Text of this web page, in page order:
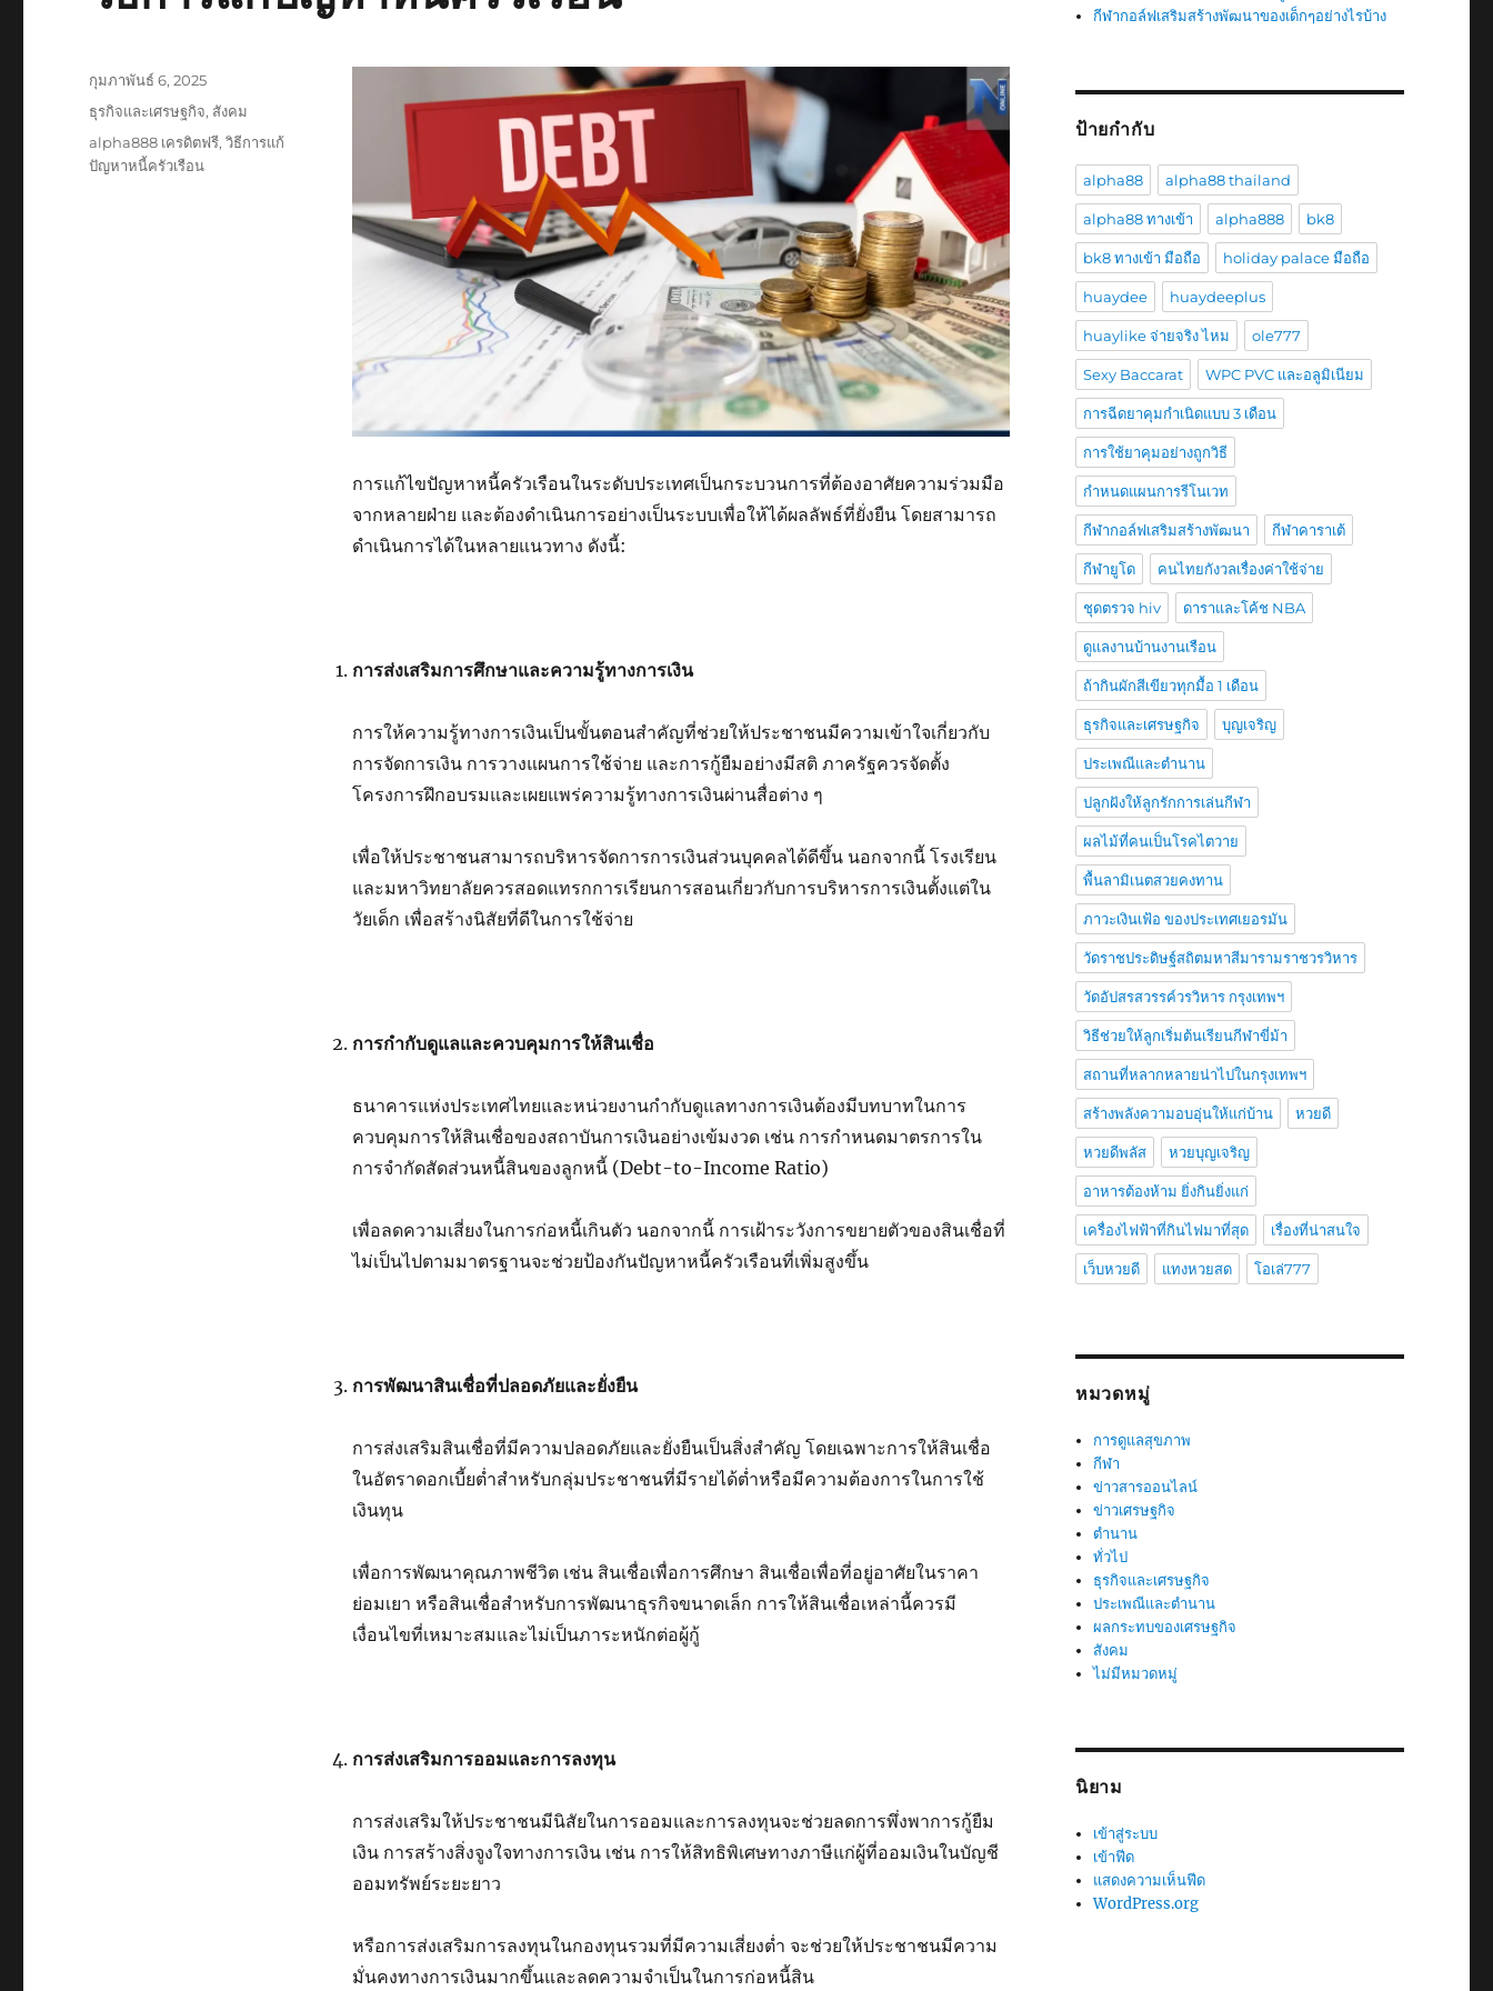
การแก้ไขปัญหาหนี้ครัวเรือนในระดับประเทศเป็นกระบวนการที่ต้องอาศัยความร่วมมือ
จากหลายฝ่าย และต้องดำเนินการอย่างเป็นระบบเพื่อให้ได้ผลลัพธ์ที่ยั่งยืน โดยสามารถ
ดำเนินการได้ในหลายแนวทาง ดังนี้:
การส่งเสริมการศึกษาและความรู้ทางการเงิน
การให้ความรู้ทางการเงินเป็นขั้นตอนสำคัญที่ช่วยให้ประชาชนมีความเข้าใจเกี่ยวกับ
การจัดการเงิน การวางแผนการใช้จ่าย และการกู้ยืมอย่างมีสติ ภาครัฐควรจัดตั้ง
โครงการฝึกอบรมและเผยแพร่ความรู้ทางการเงินผ่านสื่อต่าง ๆ
เพื่อให้ประชาชนสามารถบริหารจัดการการเงินส่วนบุคคลได้ดีขึ้น นอกจากนี้ โรงเรียน
และมหาวิทยาลัยควรสอดแทรกการเรียนการสอนเกี่ยวกับการบริหารการเงินตั้งแต่ใน
วัยเด็ก เพื่อสร้างนิสัยที่ดีในการใช้จ่าย
การกำกับดูแลและควบคุมการให้สินเชื่อ
ธนาคารแห่งประเทศไทยและหน่วยงานกำกับดูแลทางการเงินต้องมีบทบาทในการ
ควบคุมการให้สินเชื่อของสถาบันการเงินอย่างเข้มงวด เช่น การกำหนดมาตรการใน
การจำกัดสัดส่วนหนี้สินของลูกหนี้ (Debt-to-Income Ratio)
เพื่อลดความเสี่ยงในการก่อหนี้เกินตัว นอกจากนี้ การเฝ้าระวังการขยายตัวของสินเชื่อที่
ไม่เป็นไปตามมาตรฐานจะช่วยป้องกันปัญหาหนี้ครัวเรือนที่เพิ่มสูงขึ้น
การพัฒนาสินเชื่อที่ปลอดภัยและยั่งยืน
การส่งเสริมสินเชื่อที่มีความปลอดภัยและยั่งยืนเป็นสิ่งสำคัญ โดยเฉพาะการให้สินเชื่อ
ในอัตราดอกเบี้ยต่ำสำหรับกลุ่มประชาชนที่มีรายได้ต่ำหรือมีความต้องการในการใช้
เงินทุน
เพื่อการพัฒนาคุณภาพชีวิต เช่น สินเชื่อเพื่อการศึกษา สินเชื่อเพื่อที่อยู่อาศัยในราคา
ย่อมเยา หรือสินเชื่อสำหรับการพัฒนาธุรกิจขนาดเล็ก การให้สินเชื่อเหล่านี้ควรมี
เงื่อนไขที่เหมาะสมและไม่เป็นภาระหนักต่อผู้กู้
การส่งเสริมการออมและการลงทุน
การส่งเสริมให้ประชาชนมีนิสัยในการออมและการลงทุนจะช่วยลดการพึ่งพาการกู้ยืม
เงิน การสร้างสิ่งจูงใจทางการเงิน เช่น การให้สิทธิพิเศษทางภาษีแก่ผู้ที่ออมเงินในบัญชี
ออมทรัพย์ระยะยาว
หรือการส่งเสริมการลงทุนในกองทุนรวมที่มีความเสี่ยงต่ำ จะช่วยให้ประชาชนมีความ
มั่นคงทางการเงินมากขึ้นและลดความจำเป็นในการก่อหนี้สิน
เขียน
เมื่อ
กุมภาพันธ์ 6, 2025
หมวด
หมู่
ธุรกิจและเศรษฐกิจ, สังคม
ป้าย
กำกับ
alpha888 เครดิตฟรี,วิธีการแก้
ปัญหาหนี้ครัวเรือน
กีฬากอล์ฟเสริมสร้างพัฒนาของเด็กๆอย่างไรบ้าง
ป้ายกำกับ
alpha88 alpha88 thailand
alpha88 ทางเข้า alpha888 bk8
bk8 ทางเข้า มือถือ holiday palace มือถือ
huaydee huaydeeplus
huaylike จ่ายจริง ไหม ole777
Sexy Baccarat WPC PVC และอลูมิเนียม
การฉีดยาคุมกำเนิดแบบ 3 เดือน
การใช้ยาคุมอย่างถูกวิธี
กำหนดแผนการรีโนเวท
กีฬากอล์ฟเสริมสร้างพัฒนา กีฬาคาราเต้
กีฬายูโด คนไทยกังวลเรื่องค่าใช้จ่าย
ชุดตรวจ hiv ดาราและโค้ช NBA
ดูแลงานบ้านงานเรือน
ถ้ากินผักสีเขียวทุกมื้อ 1 เดือน
ธุรกิจและเศรษฐกิจ บุญเจริญ
ประเพณีและตำนาน
ปลูกฝังให้ลูกรักการเล่นกีฬา
ผลไม้ที่คนเป็นโรคไตวาย
พื้นลามิเนตสวยคงทาน
ภาวะเงินเฟ้อ ของประเทศเยอรมัน
วัดราชประดิษฐ์สถิตมหาสีมารามราชวรวิหาร
วัดอัปสรสวรรค์วรวิหาร กรุงเทพฯ
วิธีช่วยให้ลูกเริ่มต้นเรียนกีฬาขี่ม้า
สถานที่หลากหลายน่าไปในกรุงเทพฯ
สร้างพลังความอบอุ่นให้แก่บ้าน หวยดี
หวยดีพลัส หวยบุญเจริญ
อาหารต้องห้าม ยิ่งกินยิ่งแก่
เครื่องไฟฟ้าที่กินไฟมาที่สุด เรื่องที่น่าสนใจ
เว็บหวยดี แทงหวยสด โอเล่777
หมวดหมู่
การดูแลสุขภาพ
กีฬา
ข่าวสารออนไลน์
ข่าวเศรษฐกิจ
ตำนาน
ทั่วไป
ธุรกิจและเศรษฐกิจ
ประเพณีและตำนาน
ผลกระทบของเศรษฐกิจ
สังคม
ไม่มีหมวดหมู่
นิยาม
เข้าสู่ระบบ
เข้าฟีด
แสดงความเห็นฟีด
WordPress.org